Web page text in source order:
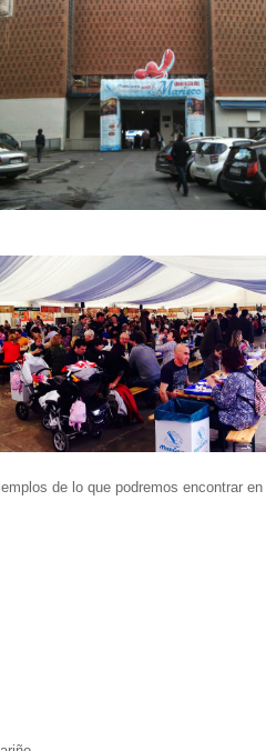
de lo que podremos encontrar